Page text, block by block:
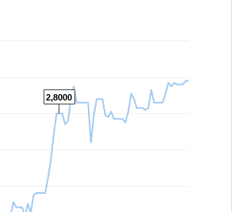
2,8000